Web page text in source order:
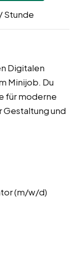
/ Stunde
Digitalen
Minijob. Du
für moderne
und
(m/w/d)